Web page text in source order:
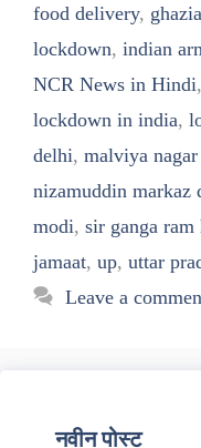
food delivery,
lockdown, indian
NCR News in Hindi,
lockdown in india,
delhi, malviya
nizamuddin markaz
modi, sir ganga ram
jamaat, up, uttar
Leave a
नवीन पोस्ट